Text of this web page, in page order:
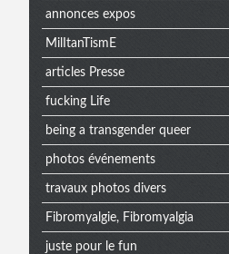
annonces expos
MilItanTismE
articles Presse
fucking Life
being a transgender queer
photos événements
travaux photos divers
Fibromyalgie, Fibromyalgia
juste pour le fun